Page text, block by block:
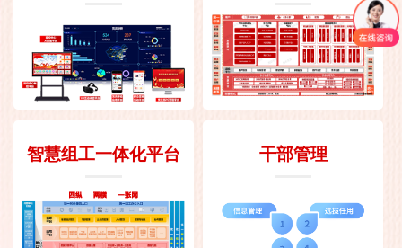
智慧组工一体化平台 干部管理